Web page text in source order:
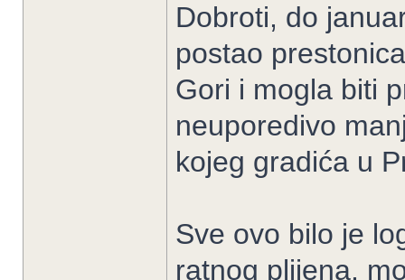
Dobroti, do
postao
Gori i mogla biti
neuporedivo
kojeg gradića u
Sve ovo bilo je
ratnog plijena,